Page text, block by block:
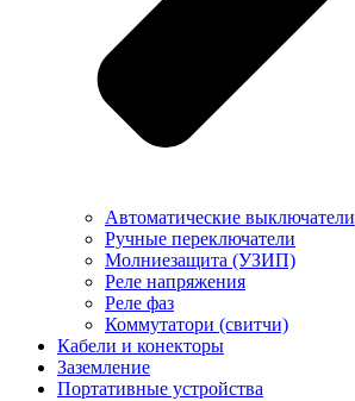
Автоматические выключатели
Ручные переключатели
Молниезащита (УЗИП)
Реле напряжения
Реле фаз
Коммутатори (свитчи)
Кабели и конекторы
Заземление
Портативные устройства